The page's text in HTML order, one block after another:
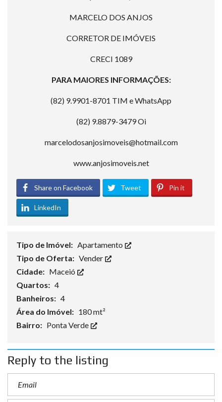
MARCELO DOS ANJOS
CORRETOR DE IMÓVEIS
CRECI 1089
PARA MAIORES INFORMAÇÕES:
(82) 9.9901-8701 TIM e WhatsApp
(82) 9.8879-3479 Oi
marcelodosanjosimoveis@hotmail.com
www.anjosimoveis.net
Share on Facebook Tweet Pin it
LinkedIn
Tipo de Imóvel: Apartamento
Tipo de Oferta: Vender
Cidade: Maceió
Quartos: 4
Banheiros: 4
Área do Imóvel: 180 mt²
Bairro: Ponta Verde
Reply to the listing